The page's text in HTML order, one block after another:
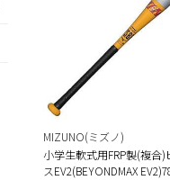
MIZUNO(ミズノ)
小学生軟式用FRP製(複合
スEV2(BEYONDMAX